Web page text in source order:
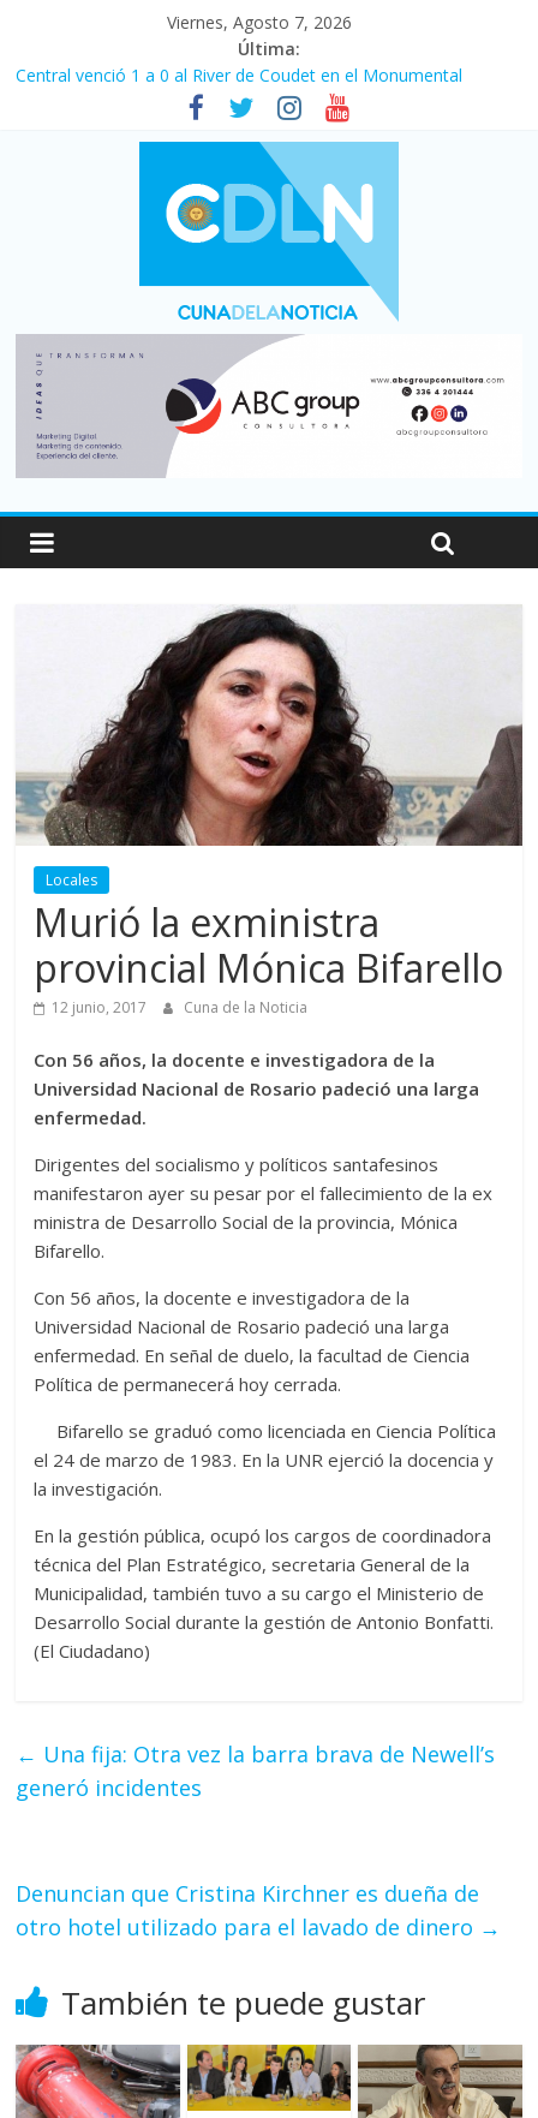
Viernes, Agosto 7, 2026
Última:
Central venció 1 a 0 al River de Coudet en el Monumental
La morosidad alcanzó su nivel más alto en dos décadas y ya
afecta a 400 mil deudores en Santa Fe
Desde que asumió Milei cerraron 41.000 kioscos: el sector
denuncia crisis como en 2001
Vacaciones de invierno con más movimiento y consumo
turístico: 4,6 millones de personas viajaron por el país, un 5,9%
Fuerte caída de la venta de autos usados en julio: bajó un 12,6%
Locales
Murió la exministra
provincial Mónica Bifarello
12 junio, 2017 Cuna de la Noticia
Con 56 años, la docente e investigadora de la
Universidad Nacional de Rosario padeció una larga
enfermedad.
Dirigentes del socialismo y políticos santafesinos
manifestaron ayer su pesar por el fallecimiento de la ex
ministra de Desarrollo Social de la provincia, Mónica
Bifarello.
Con 56 años, la docente e investigadora de la
Universidad Nacional de Rosario padeció una larga
enfermedad. En señal de duelo, la facultad de Ciencia
Política de permanecerá hoy cerrada.
Bifarello se graduó como licenciada en Ciencia Política
el 24 de marzo de 1983. En la UNR ejerció la docencia y
la investigación.
En la gestión pública, ocupó los cargos de coordinadora
técnica del Plan Estratégico, secretaria General de la
Municipalidad, también tuvo a su cargo el Ministerio de
Desarrollo Social durante la gestión de Antonio Bonfatti.
(El Ciudadano)
← Una fija: Otra vez la barra brava de Newell’s
generó incidentes
Denuncian que Cristina Kirchner es dueña de
otro hotel utilizado para el lavado de dinero →
También te puede gustar